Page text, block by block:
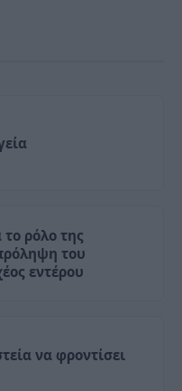
ρόλο της
του
εντέρου
να φροντίσει